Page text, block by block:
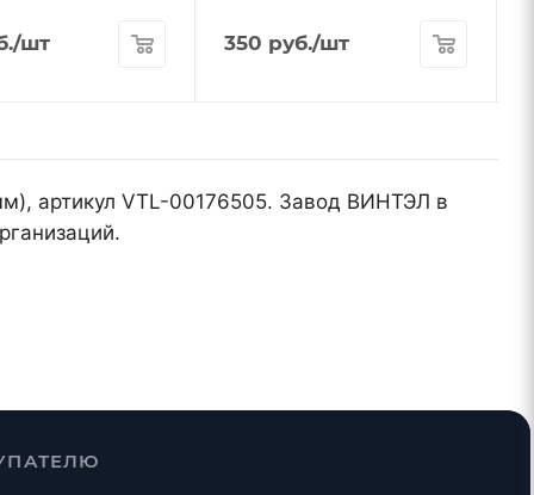
/шт 350 руб./шт
артикул VTL-00176505. Завод ВИНТЭЛ в